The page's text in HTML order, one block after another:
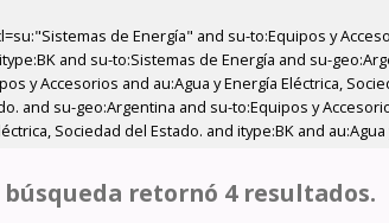
de Energía" and su-to:Equipos y
and su-to:Sistemas de Energía and su-
y Accesorios and au:Agua y Energía Eléctrica,
and su-geo:Argentina and su-to:Equipos y
Sociedad del Estado. and itype:BK and
búsqueda retornó 4 resultados.